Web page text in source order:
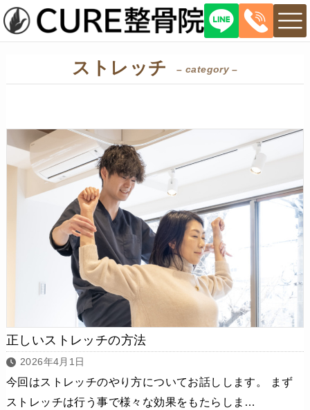
ストレッチ – category –
正しいストレッチの方法
2026年4月1日
今回はストレッチのやり方についてお話しします。 まず
ストレッチは行う事で様々な効果をもたらしま…